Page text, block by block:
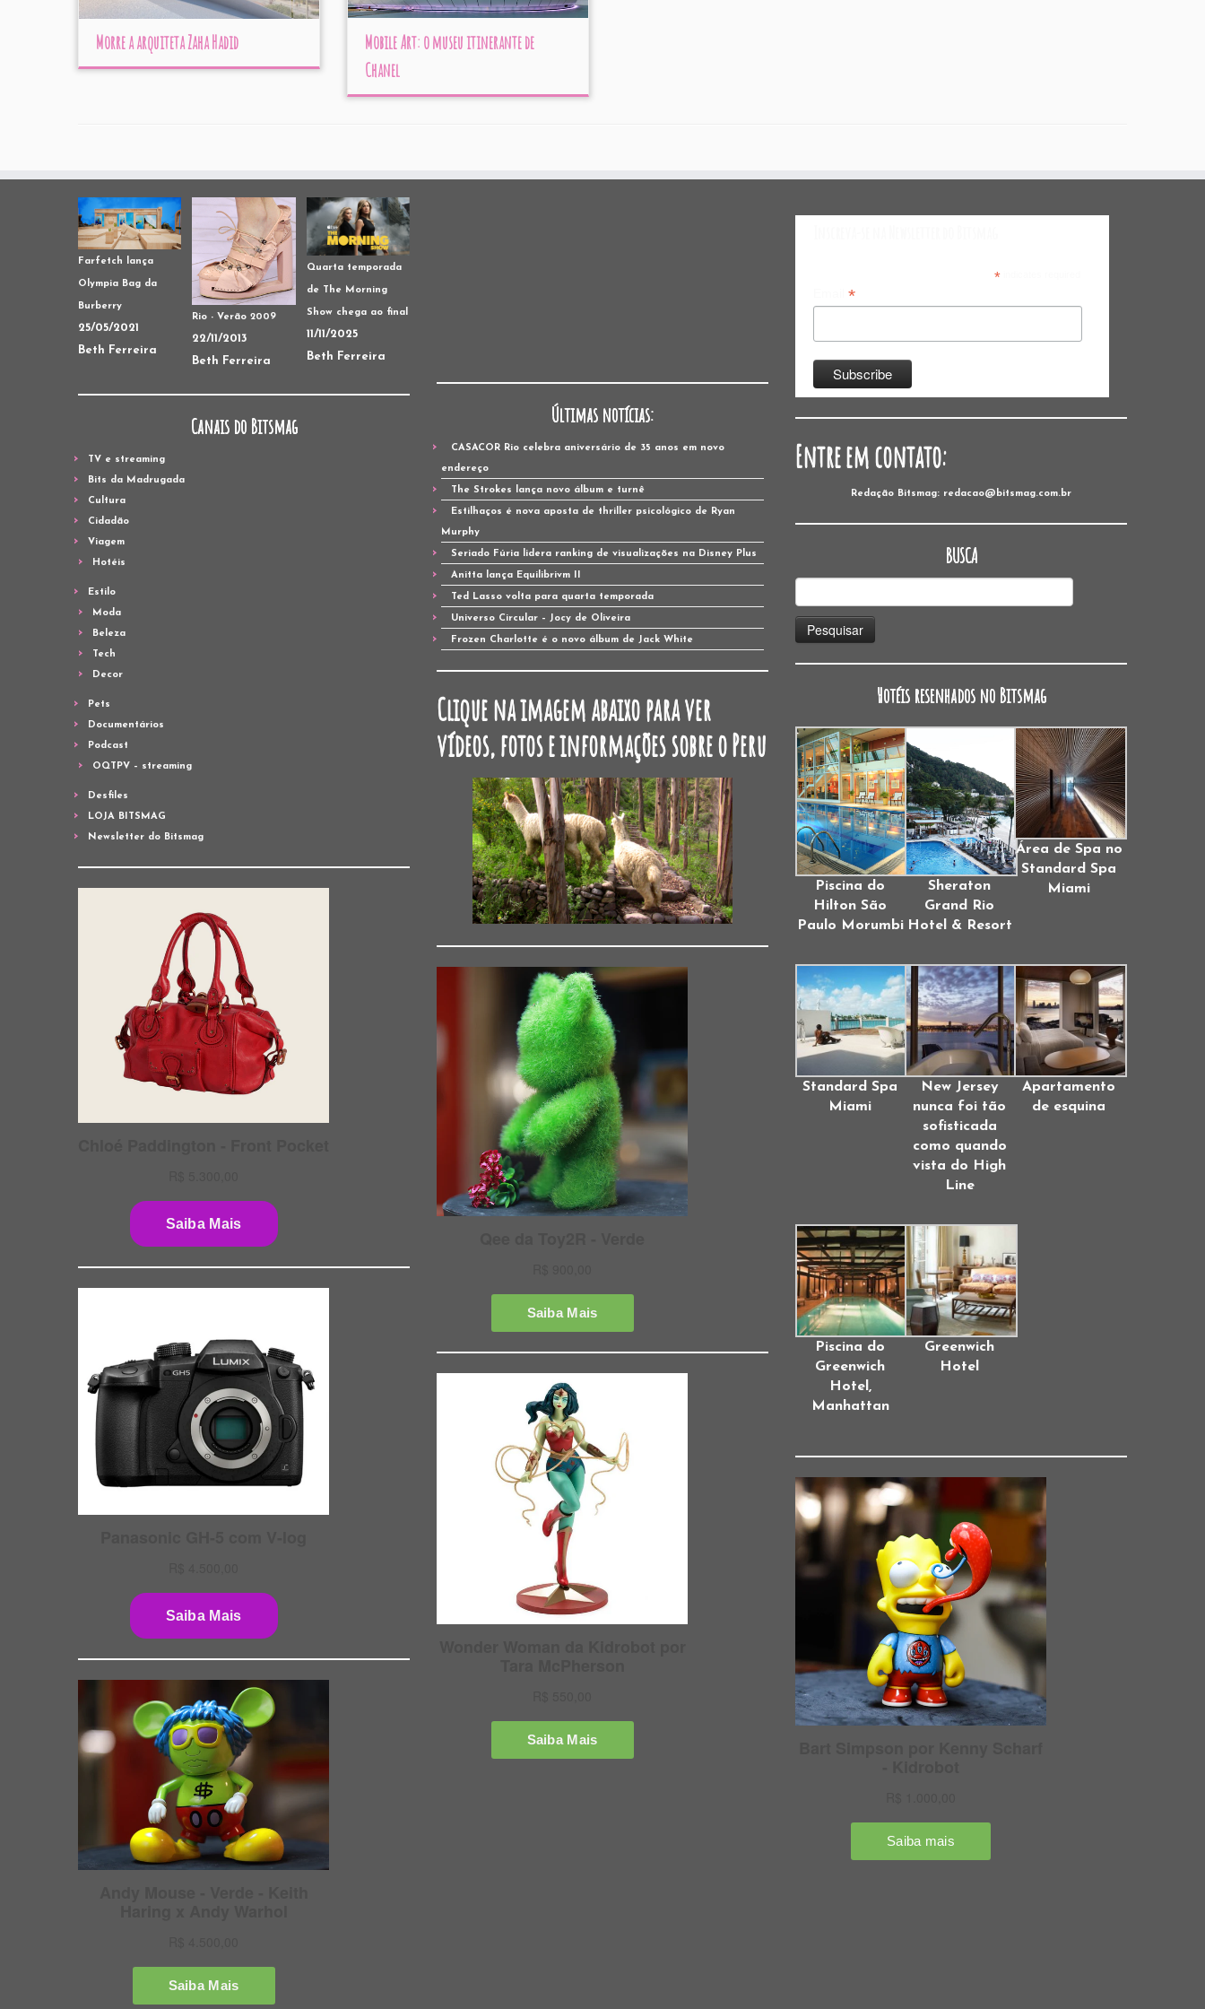
Morre a arquiteta Zaha Hadid
Mobile Art: o museu itinerante de
Chanel
Farfetch lança
Olympia Bag da
Burberry
25/05/2021
Beth Ferreira
Rio - Verão 2009
22/11/2013
Beth Ferreira
Quarta temporada
de The Morning
Show chega ao final
11/11/2025
Beth Ferreira
Canais do Bitsmag
TV e streaming
Bits da Madrugada
Cultura
Cidadão
Viagem
Hotéis
Estilo
Moda
Beleza
Tech
Decor
Pets
Documentários
Podcast
OQTPV – streaming
Desfiles
LOJA BITSMAG
Newsletter do Bitsmag
Últimas notícias:
CASACOR Rio celebra aniversário de 35 anos em novo
endereço
The Strokes lança novo álbum e turnê
Estilhaços é nova aposta de thriller psicológico de Ryan
Murphy
Seriado Fúria lidera ranking de visualizações na Disney Plus
Anitta lança Equilibrivm II
Ted Lasso volta para quarta temporada
Universo Circular – Jocy de Oliveira
Frozen Charlotte é o novo álbum de Jack White
Clique na imagem abaixo para ver
vídeos, fotos e informações sobre o Peru
*indicates required
*
Entre em contato:
Redação Bitsmag: redacao@bitsmag.com.br
BUSCA
por:
Hotéis resenhados no Bitsmag
Piscina do
Hilton São
Paulo Morumbi
Sheraton
Grand Rio
Hotel & Resort
Área de Spa no
Standard Spa
Miami
Standard Spa
Miami
New Jersey
nunca foi tão
sofisticada
como quando
vista do High
Line
Apartamento
de esquina
Piscina do
Greenwich
Hotel,
Manhattan
Greenwich
Hotel